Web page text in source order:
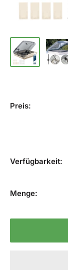
Preis:
Verfügbarkeit:
Menge: